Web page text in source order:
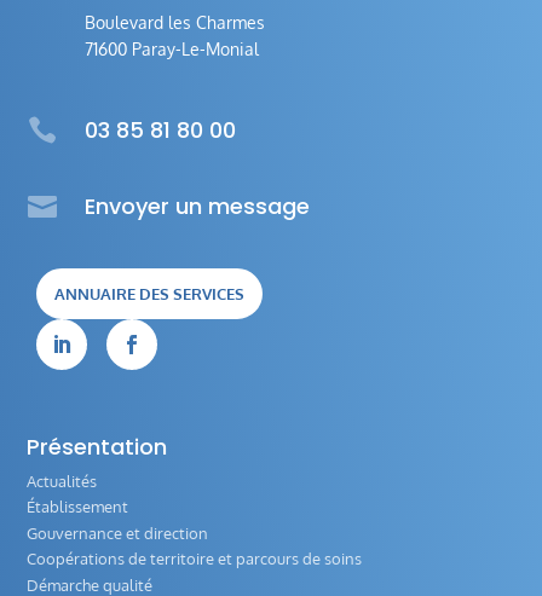
Boulevard les Charmes
71600 Paray-Le-Monial
 03 85 81 80 00
 Envoyer un message
ANNUAIRE DES SERVICES
 
Présentation
Actualités
Établissement
Gouvernance et direction
Coopérations de territoire et parcours de soins
Démarche qualité